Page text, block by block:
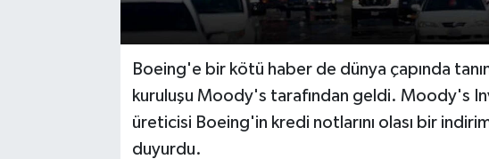
Boeing'e bir kötü haber de dünya çapında
kuruluşu Moody's tarafından geldi. Moody's
üreticisi Boeing'in kredi notlarını olası bir
duyurdu.